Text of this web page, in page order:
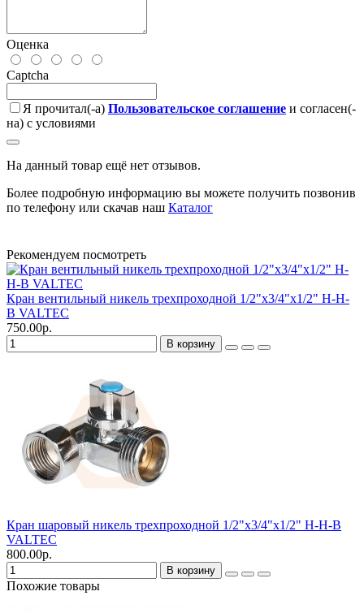
Оценка
Captcha
Я прочитал(-а) Пользовательское соглашение и согласен(-
на) с условиями
На данный товар ещё нет отзывов.
Более подробную информацию вы можете получить позвонив
по телефону или скачав наш Каталог
Рекомендуем посмотреть
Кран вентильный никель трехпроходной 1/2"х3/4"х1/2" Н-Н-
В VALTEC
750.00р.
В корзину
Кран шаровый никель трехпроходной 1/2"х3/4"х1/2" Н-Н-В
VALTEC
800.00р.
В корзину
Похожие товары